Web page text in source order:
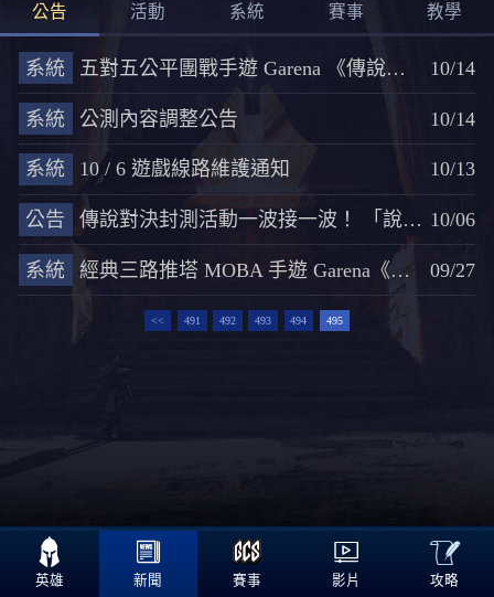
公告 活動 系統 賽事 教學
系統 五對五公平團戰手遊 Garena 《傳說對決 》封測數據揭密 10/14
系統 公測內容調整公告 10/14
系統 10 / 6 遊戲線路維護通知 10/13
公告 傳說對決封測活動一波接一波！ 「說Bar」論壇與營運團隊對抗賽登場 10/06
系統 經典三路推塔 MOBA 手遊 Garena《傳說對決》展開封測預登 09/27
<< 491 492 493 494 495
英雄 新聞 賽事 影片

攻略